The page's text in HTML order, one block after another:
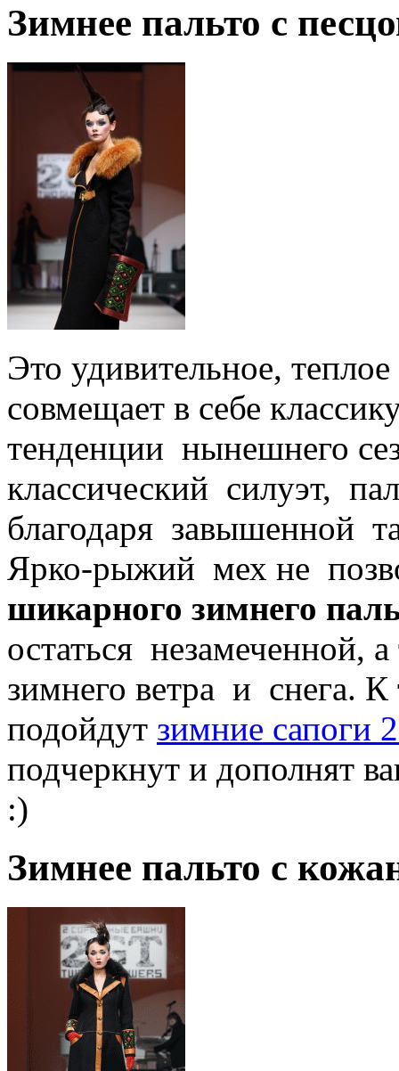
Зимнее пальто с
Это удивительное,
совмещает в себе
тенденции нынешнего
классический силуэт,
благодаря завышенной
Ярко-рыжий мех не
шикарного зимнего
остаться незамеченной,
зимнего ветра и снега. К
подойдут зимние сапоги
подчеркнут и дополнят
:)
Зимнее пальто с